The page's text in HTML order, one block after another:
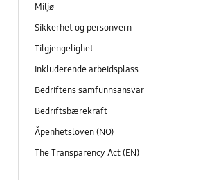
Miljø
Sikkerhet og personvern
Tilgjengelighet
Inkluderende arbeidsplass
Bedriftens samfunnsansvar
Bedriftsbærekraft
Åpenhetsloven (NO)
The Transparency Act (EN)